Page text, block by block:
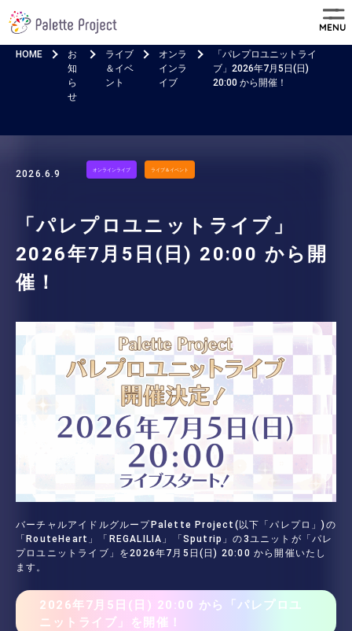
MENU
HOME
お
知
ら
せ
ライブ
＆イベ
ント
オンラ
インラ
イブ
「パレプロユニットライ
ブ」2026年7月5日(日)
20:00 から開催！
2026.6.9 オンラインライブ ライブ＆イベント
「パレプロユニットライブ」
2026年7月5日(日) 20:00 から開
催！
バーチャルアイドルグループPalette Project(以下「パレプロ」)の
「RouteHeart」「REGALILIA」「Sputrip」の3ユニットが「パレ
プロユニットライブ」を2026年7月5日(日) 20:00 から開催いたし
ます。
2026年7月5日(日) 20:00 から「パレプロユ
ニットライブ」を開催！